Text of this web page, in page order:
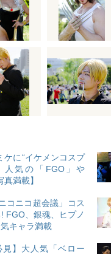
ケに“イケメンコスプ
人気の「FGO」や
真満載】
コニコ超会議」コス
FGO、銀魂、ヒプノ
キャラ満載
見】大人気「ベロー